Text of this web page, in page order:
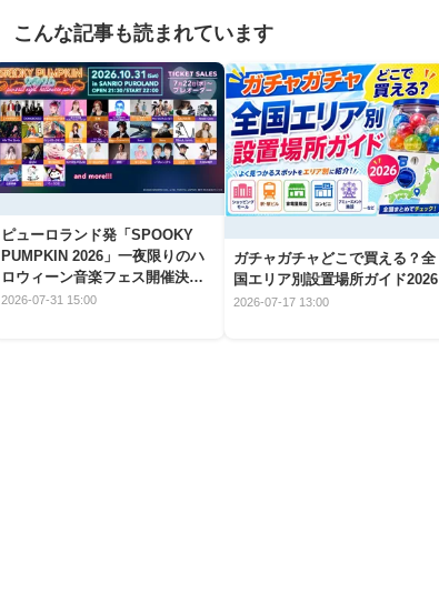
こんな記事も読まれています
ピューロランド発「SPOOKY
PUMPKIN 2026」一夜限りのハ
ロウィーン音楽フェス開催決
定！
2026-07-31 15:00
ガチャガチャどこで買える？全
国エリア別設置場所ガイド2026
2026-07-17 13:00